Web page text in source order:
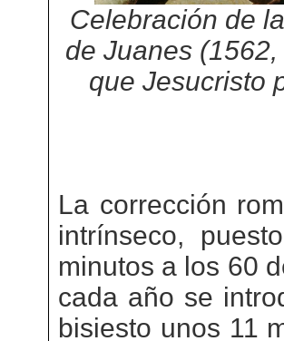
Celebración de
de Juanes
que Jesucristo
La corrección
intrínseco,
minutos a los 60
cada año se
bisiesto unos 11